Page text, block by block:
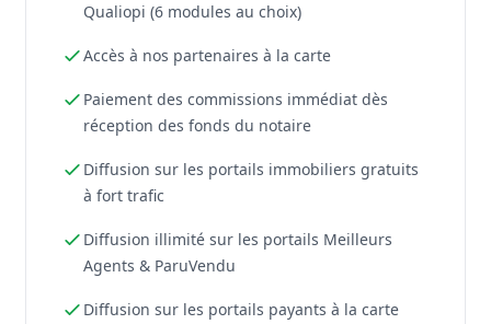
Qualiopi (6 modules au choix)
Accès à nos partenaires à la carte
Paiement des commissions immédiat dès
réception des fonds du notaire
Diffusion sur les portails immobiliers gratuits
à fort trafic
Diffusion illimité sur les portails Meilleurs
Agents & ParuVendu
Diffusion sur les portails payants à la carte